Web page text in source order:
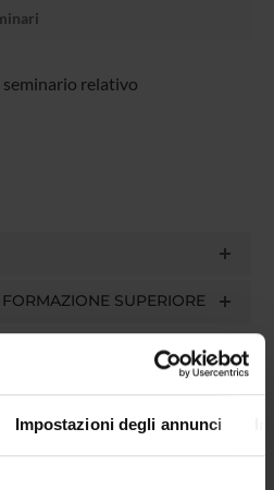
Impostazioni degli annunci
relativo
SUPERIORE